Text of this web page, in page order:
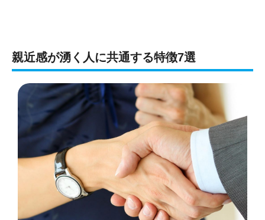
親近感が湧く人に共通する特徴7選